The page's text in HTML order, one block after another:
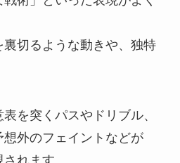
切るような動きや、独特
を突くパスやドリブル、
外のフェイントなどが
れます。